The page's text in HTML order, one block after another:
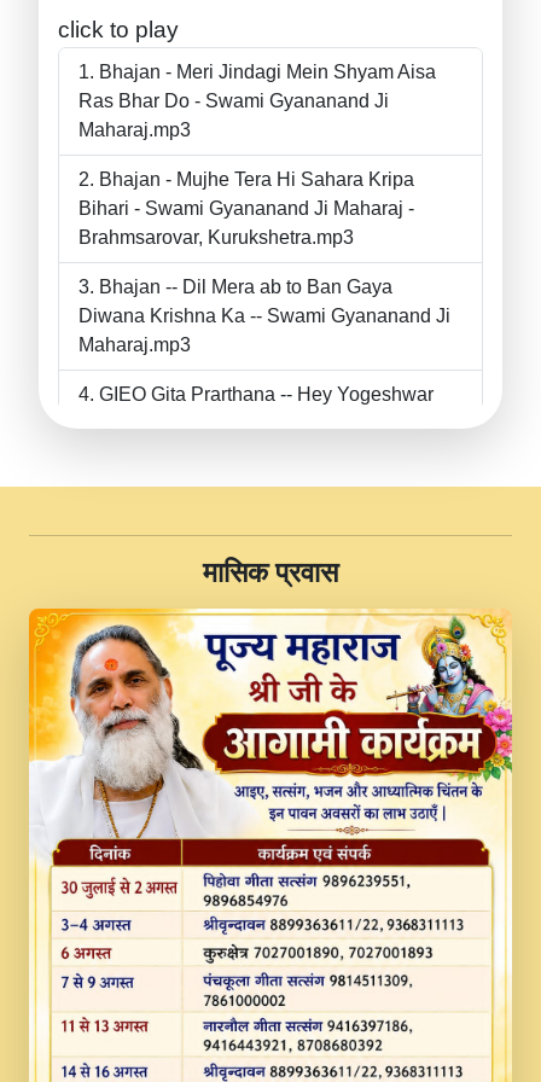
click to play
Bhajan - Meri Jindagi Mein Shyam Aisa
Ras Bhar Do - Swami Gyananand Ji
Maharaj.mp3
Bhajan - Mujhe Tera Hi Sahara Kripa
Bihari - Swami Gyananand Ji Maharaj -
Brahmsarovar, Kurukshetra.mp3
Bhajan -- Dil Mera ab to Ban Gaya
Diwana Krishna Ka -- Swami Gyananand Ji
Maharaj.mp3
GIEO Gita Prarthana -- Hey Yogeshwar
II Swami Gyananand Ji Maharaj.mp3
JINU SATGURU AAP BULAVE by Rasik
Pawan ji 20-11-19 Sankirtan At VEER JI
PRABHU KUTEER CHANNEL.mp3
Kina Sohna Tera Bhawan Sajaya Mata
Vaishno Devi Aarti Mata Rani Bhajan By
Lakhwinder Wadali Ji.mp3
MERE MANN VICH KANTH KALER
NEW PUNAJBI DEVOTIONAL SONG 2017
FULL VIDEO HD.mp3
Na To Roop Hai Bindu Ji Maharaj Pad - A
Divine Bhajan by Shri Indresh Ji
#BhaktiPath.mp3
Radha Rani Ki Kirpa Best Devotional
Song By Chitra Vichitra.mp3
​मासिक प्रवास